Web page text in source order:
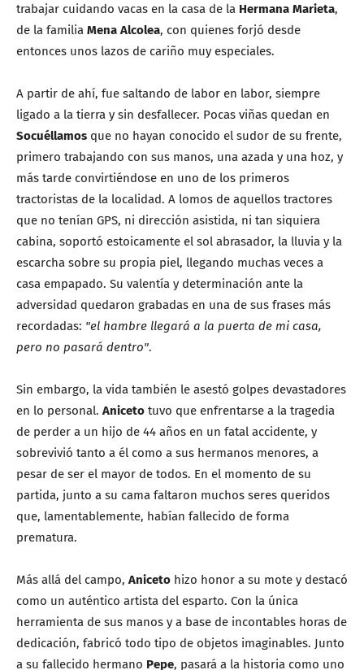
trabajar cuidando vacas en la casa de la Hermana Marieta,
de la familia Mena Alcolea, con quienes forjó desde
entonces unos lazos de cariño muy especiales.
A partir de ahí, fue saltando de labor en labor, siempre
ligado a la tierra y sin desfallecer. Pocas viñas quedan en
Socuéllamos que no hayan conocido el sudor de su frente,
primero trabajando con sus manos, una azada y una hoz, y
más tarde convirtiéndose en uno de los primeros
tractoristas de la localidad. A lomos de aquellos tractores
que no tenían GPS, ni dirección asistida, ni tan siquiera
cabina, soportó estoicamente el sol abrasador, la lluvia y la
escarcha sobre su propia piel, llegando muchas veces a
casa empapado. Su valentía y determinación ante la
adversidad quedaron grabadas en una de sus frases más
recordadas: "el hambre llegará a la puerta de mi casa,
pero no pasará dentro".
Sin embargo, la vida también le asestó golpes devastadores
en lo personal. Aniceto tuvo que enfrentarse a la tragedia
de perder a un hijo de 44 años en un fatal accidente, y
sobrevivió tanto a él como a sus hermanos menores, a
pesar de ser el mayor de todos. En el momento de su
partida, junto a su cama faltaron muchos seres queridos
que, lamentablemente, habían fallecido de forma
prematura.
Más allá del campo, Aniceto hizo honor a su mote y destacó
como un auténtico artista del esparto. Con la única
herramienta de sus manos y a base de incontables horas de
dedicación, fabricó todo tipo de objetos imaginables. Junto
a su fallecido hermano Pepe, pasará a la historia como uno